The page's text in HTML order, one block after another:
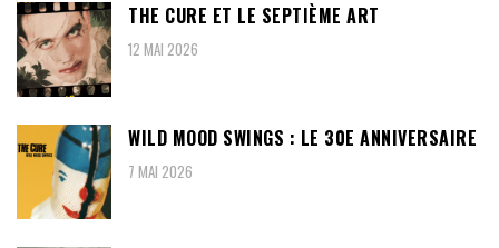
THE CURE ET LE SEPTIÈME ART
12 MAI 2026
WILD MOOD SWINGS : LE 30E ANNIVERSAIRE
7 MAI 2026